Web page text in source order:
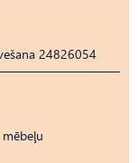
24826054